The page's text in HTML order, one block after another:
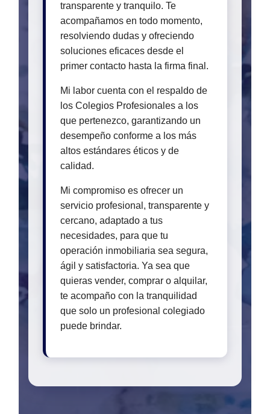
transparente y tranquilo. Te
acompañamos en todo momento,
resolviendo dudas y ofreciendo
soluciones eficaces desde el
primer contacto hasta la firma final.
Mi labor cuenta con el respaldo de
los Colegios Profesionales a los
que pertenezco, garantizando un
desempeño conforme a los más
altos estándares éticos y de
calidad.
Mi compromiso es ofrecer un
servicio profesional, transparente y
cercano, adaptado a tus
necesidades, para que tu
operación inmobiliaria sea segura,
ágil y satisfactoria. Ya sea que
quieras vender, comprar o alquilar,
te acompaño con la tranquilidad
que solo un profesional colegiado
puede brindar.